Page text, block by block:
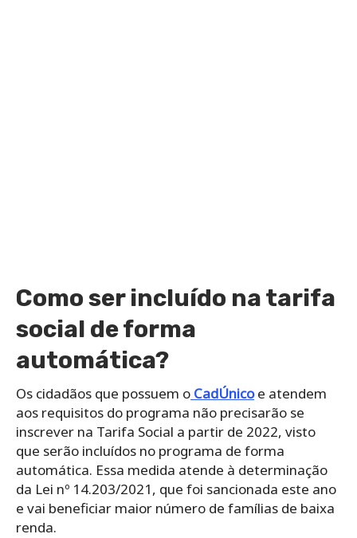
Como ser incluído na tarifa
social de forma
automática?
Os cidadãos que possuem o CadÚnicoe atendem
aos requisitos do programa não precisarão se
inscrever na Tarifa Social a partir de 2022, visto
que serão incluídos no programa de forma
automática. Essa medida atende à determinação
da Lei nº 14.203/2021, que foi sancionada este ano
e vai beneficiar maior número de famílias de baixa
renda.